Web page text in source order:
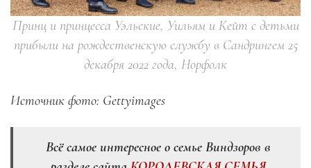
Принц и принцесса Уэльские, Уильям и Кейт с детьми
прибыли на рождественскую службу в Сандрингем 25
декабря 2022 года, Норфолк
Источник фото: Gettyimages
Всё самое интересное о семье Виндзоров в